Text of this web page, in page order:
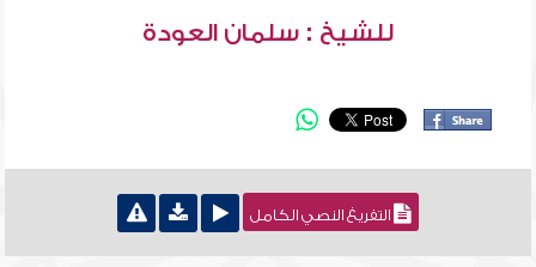
للشيخ : سلمان العودة
التفريغ النصي الكامل